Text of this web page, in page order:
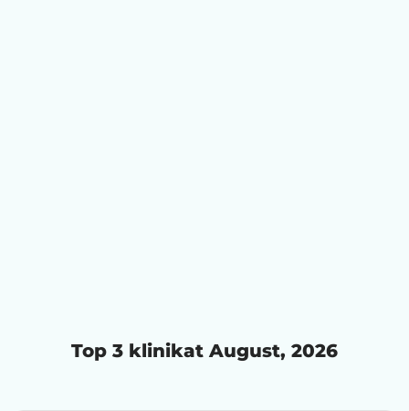
Top 3 klinikat August, 2026